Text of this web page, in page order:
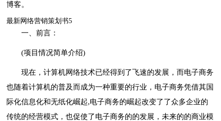
博客。
最新网络营销策划书5
一、前言：
(项目情况简单介绍)
现在，计算机网络技术已经得到了飞速的发展，而电子商务
也随着计算机的普及而成为一种重要的行业，电子商务凭借其国
际化信息化和无纸化崛起,电子商务的崛起改变了了众多企业的
传统的经营模式，也促使了电子商务的的发展，未来的的商业模